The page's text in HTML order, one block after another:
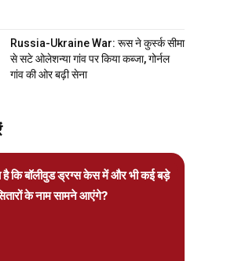
Russia-Ukraine War: रूस ने कुर्स्क सीमा
से सटे ओलेशन्या गांव पर किया कब्जा, गोर्नल
गांव की ओर बढ़ी सेना
है कि बॉलीवुड ड्रग्स केस में और भी कई बड़े
के नाम सामने आएंगे?